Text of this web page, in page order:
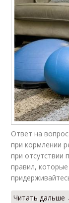
Ответ на
при кормлении
при отсутствии
правил,
Читать дальше